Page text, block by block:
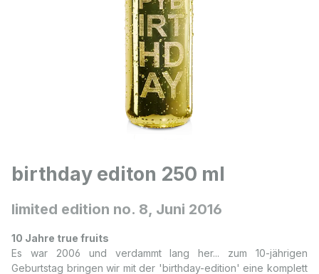
birthday editon 250 ml
limited edition no. 8, Juni 2016
10 Jahre true fruits
Es war 2006 und verdammt lang her... zum 10-jährigen
Geburtstag bringen wir mit der 'birthday-edition' eine komplett